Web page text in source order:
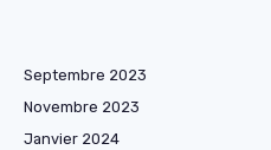
Septembre 2023
Novembre 2023
Janvier 2024